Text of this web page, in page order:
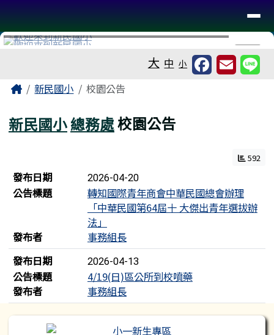
台南市新民國小
導覽列
⏸
大 中 小
主內容區域
Home新民國小 校園公告
新民國小總務處校園公告
592
新聞列表
發布日期 2026-04-20
公告標題
轉知國際青年商會中華民國總會辦理
「中華民國第64屆十 大傑出青年選拔辦
法」
發布者
事務組長
發布日期
2026-04-13
公告標題
4/19(日)區公所到校噴藥
發布者
事務組長
左邊區域內容
頁尾區域